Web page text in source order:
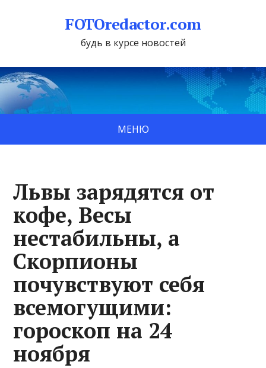
FOTOredactor.com
будь в курсе новостей
МЕНЮ
Львы зарядятся от
кофе, Весы
нестабильны, а
Скорпионы
почувствуют себя
всемогущими:
гороскоп на 24
ноября